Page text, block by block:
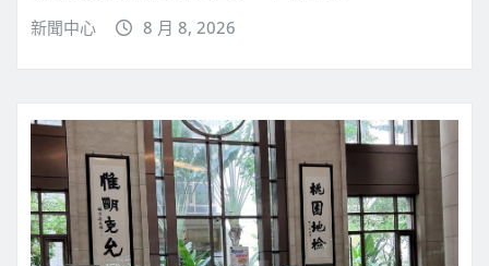
新聞中心 8 月 8, 2026